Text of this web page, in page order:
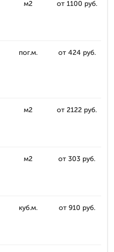
м2 от 1100 руб.
пог.м. от 424 руб.
м2 от 2122 руб.
м2 от 303 руб.
куб.м. от 910 руб.